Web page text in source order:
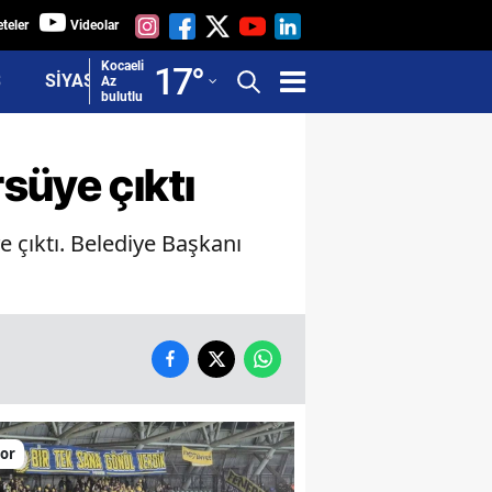
Videolar
SİYASET
Kocaeli
Az
bulutlu
17°
Adana
Adıyaman
Ağrı
Amasya
Antalya
Artvin
Aydın
Balıkesir
çıktı
Belediye Başkanı